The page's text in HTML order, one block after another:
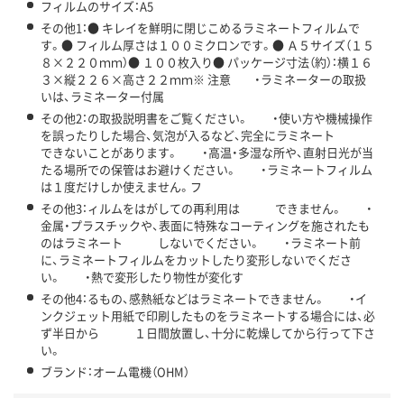
フィルムのサイズ：A5
その他1：● キレイを鮮明に閉じこめるラミネートフィルムで
す。● フィルム厚さは１００ミクロンです。● Ａ５サイズ（１５
８×２２０ｍｍ）● １００枚入り● パッケージ寸法（約）：横１６
３×縦２２６×高さ２２ｍｍ※ 注意 ・ラミネーターの取扱
いは、ラミネーター付属
その他2：の取扱説明書をご覧ください。 ・使い方や機械操作
を誤ったりした場合、気泡が入るなど、完全にラミネート
できないことがあります。 ・高温・多湿な所や、直射日光が当
たる場所での保管はお避けください。 ・ラミネートフィルム
は１度だけしか使えません。フ
その他3：ィルムをはがしての再利用は できません。 ・
金属・プラスチックや、表面に特殊なコーティングを施されたも
のはラミネート しないでください。 ・ラミネート前
に、ラミネートフィルムをカットしたり変形しないでくださ
い。 ・熱で変形したり物性が変化す
その他4：るもの、感熱紙などはラミネートできません。 ・イ
ンクジェット用紙で印刷したものをラミネートする場合には、必
ず半日から １日間放置し、十分に乾燥してから行って下さ
い。
ブランド：オーム電機（OHM）